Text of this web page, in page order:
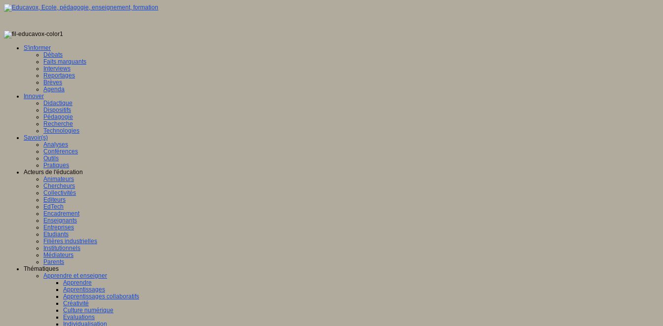
S'informer
Débats
Faits marquants
Interviews
Reportages
Brèves
Agenda
Innover
Didactique
Dispositifs
Pédagogie
Recherche
Technologies
Savoir(s)
Analyses
Conférences
Outils
Pratiques
Acteurs de l'éducation
Animateurs
Chercheurs
Collectivités
Editeurs
EdTech
Encadrement
Enseignants
Entreprises
Etudiants
Filières industrielles
Institutionnels
Médiateurs
Parents
Thématiques
Apprendre et enseigner
Apprendre
Apprentissages
Apprentissages collaboratifs
Créativité
Culture numérique
Evaluations
Individualisation